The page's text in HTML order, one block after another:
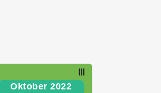
Oktober 2022